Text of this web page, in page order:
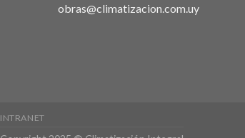
obras@climatizacion.com.uy
INTRANET